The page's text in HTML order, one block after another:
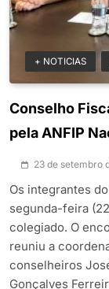
+ NOTICIAS
Conselho
pela ANFIP
23 de setembro
Os integrantes
segunda-feira
colegiado. O
reuniu a
conselheiros
Gonçalves